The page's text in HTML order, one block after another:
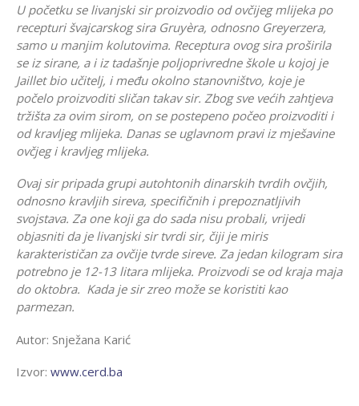
U početku se livanjski sir proizvodio od ovčijeg mlijeka po
recepturi švajcarskog sira Gruyèra, odnosno Greyerzera,
samo u manjim kolutovima. Receptura ovog sira proširila
se iz sirane, a i iz tadašnje poljoprivredne škole u kojoj je
Jaillet bio učitelj, i među okolno stanovništvo, koje je
počelo proizvoditi sličan takav sir. Zbog sve većih zahtjeva
tržišta za ovim sirom, on se postepeno počeo proizvoditi i
od kravljeg mlijeka. Danas se uglavnom pravi iz mješavine
ovčjeg i kravljeg mlijeka.
Ovaj sir pripada grupi autohtonih dinarskih tvrdih ovčjih,
odnosno kravljih sireva, specifičnih i prepoznatljivih
svojstava. Za one koji ga do sada nisu probali, vrijedi
objasniti da je livanjski sir tvrdi sir, čiji je miris
karakterističan za ovčije tvrde sireve. Za jedan kilogram sira
potrebno je 12-13 litara mlijeka. Proizvodi se od kraja maja
do oktobra. Kada je sir zreo može se koristiti kao
parmezan.
Autor: Snježana Karić
Izvor: www.cerd.ba